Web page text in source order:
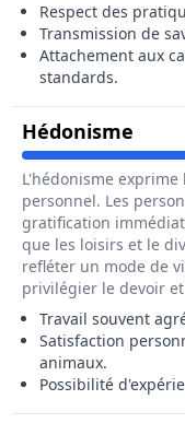
Respect des
Transmission de
Attachement aux
standards.
Hédonisme
L'hédonisme
personnel. Les
gratification
que les loisirs et le
refléter un mode de
privilégier le devoir
Travail souvent
Satisfaction
animaux.
Possibilité